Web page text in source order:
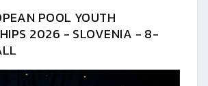
POOL YOUTH
2026 - SLOVENIA - 8-